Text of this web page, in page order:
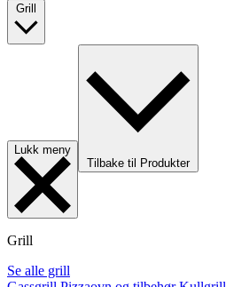
Lukk meny
Tilbake til Produkter
Grill
Se alle grill